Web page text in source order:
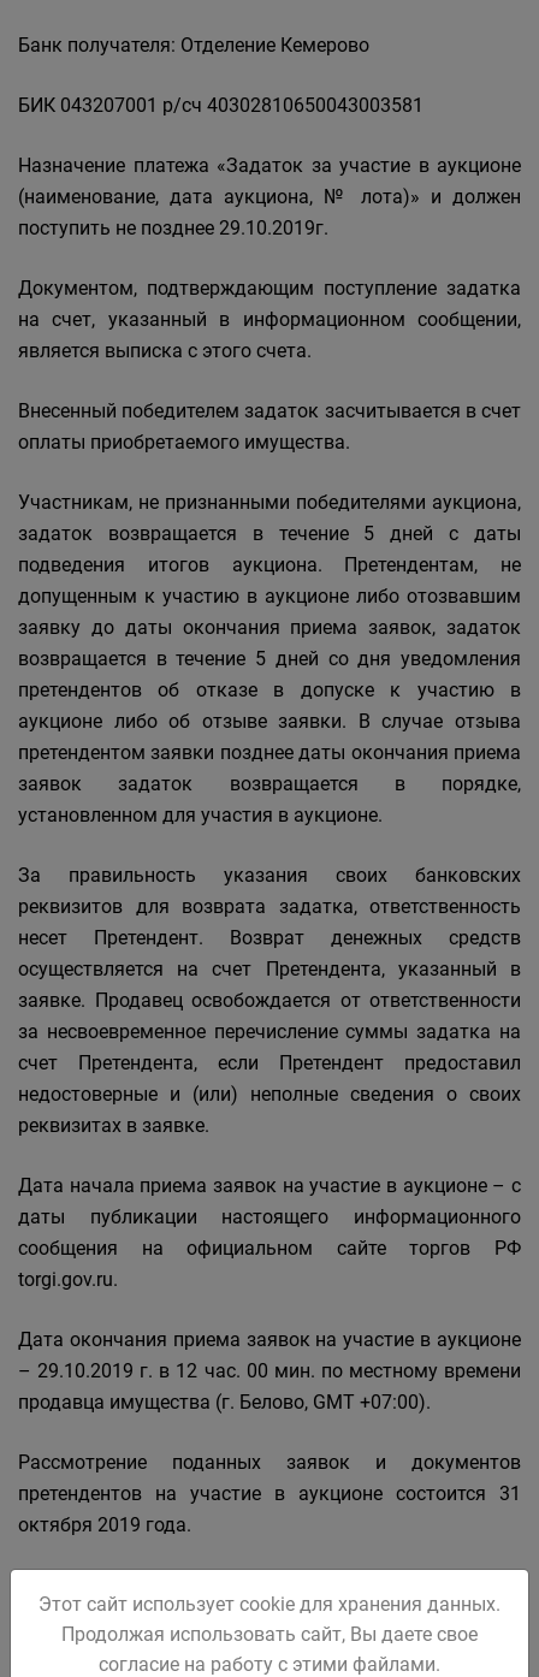
Банк получателя: Отделение Кемерово
БИК 043207001 р/сч 40302810650043003581
Назначение платежа «Задаток за участие в аукционе
(наименование, дата аукциона, № лота)» и должен
поступить не позднее 29.10.2019г.
Документом, подтверждающим поступление задатка
на счет, указанный в информационном сообщении,
является выписка с этого счета.
Внесенный победителем задаток засчитывается в счет
оплаты приобретаемого имущества.
Участникам, не признанными победителями аукциона,
задаток возвращается в течение 5 дней с даты
подведения итогов аукциона. Претендентам, не
допущенным к участию в аукционе либо отозвавшим
заявку до даты окончания приема заявок, задаток
возвращается в течение 5 дней со дня уведомления
претендентов об отказе в допуске к участию в
аукционе либо об отзыве заявки. В случае отзыва
претендентом заявки позднее даты окончания приема
заявок задаток возвращается в порядке,
установленном для участия в аукционе.
За правильность указания своих банковских
реквизитов для возврата задатка, ответственность
несет Претендент. Возврат денежных средств
осуществляется на счет Претендента, указанный в
заявке. Продавец освобождается от ответственности
за несвоевременное перечисление суммы задатка на
счет Претендента, если Претендент предоставил
недостоверные и (или) неполные сведения о своих
реквизитах в заявке.
Дата начала приема заявок на участие в аукционе – с
даты публикации настоящего информационного
сообщения на официальном сайте торгов РФ
torgi.gov.ru.
Дата окончания приема заявок на участие в аукционе
– 29.10.2019 г. в 12 час. 00 мин. по местному времени
продавца имущества (г. Белово, GMT +07:00).
Рассмотрение поданных заявок и документов
претендентов на участие в аукционе состоится 31
октября 2019 года.
подписания протокола о признании претендентов
участниками всем претендентам, подавшим заявки,
Этот сайт использует cookie для хранения данных.
Продолжая использовать сайт, Вы даете свое
согласие на работу с этими файлами.